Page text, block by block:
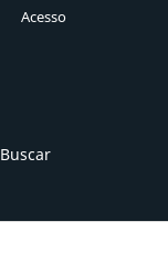
Buscar
Acesso